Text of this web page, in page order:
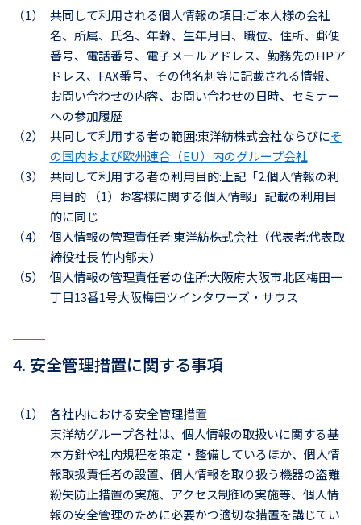
（1）
共同して利用される個人情報の項目:ご本人様の会社
名、所属、氏名、年齢、生年月日、職位、住所、郵便
番号、電話番号、電子メールアドレス、勤務先のHPア
ドレス、FAX番号、その他名刺等に記載される情報、
お問い合わせの内容、お問い合わせの日時、セミナー
への参加履歴
（2）
共同して利用する者の範囲:東洋紡株式会社ならびにそ
の国内および欧州連合（EU）内のグループ会社
（3）
共同して利用する者の利用目的:上記「2.個人情報の利
用目的 （1）お客様に関する個人情報」記載の利用目
的に同じ
（4）
個人情報の管理責任者:東洋紡株式会社（代表者:代表取
締役社長 竹内郁夫）
（5）
個人情報の管理責任者の住所:大阪府大阪市北区梅田一
丁目13番1号大阪梅田ツインタワーズ・サウス
4. 安全管理措置に関する事項
（1）
各社内における安全管理措置
東洋紡グループ各社は、個人情報の取扱いに関する基
本方針や社内規程を策定・整備しているほか、個人情
報取扱責任者の設置、個人情報を取り扱う機器の盗難
紛失防止措置の実施、アクセス制御の実施等、個人情
報の安全管理のために必要かつ適切な措置を講じてい